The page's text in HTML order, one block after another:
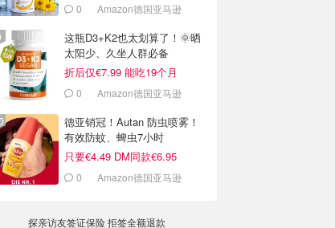
0 Amazon德国亚马逊
这瓶D3+K2也太划算了！🌞晒
太阳少、久坐人群必备
折后仅€7.99 能吃19个月
0 Amazon德国亚马逊
德亚销冠！Autan 防虫喷雾！
有效防蚊、蜱虫7小时
只要€4.49 DM同款€6.95
0 Amazon德国亚马逊
探亲访友签证保险 拒签全额退款